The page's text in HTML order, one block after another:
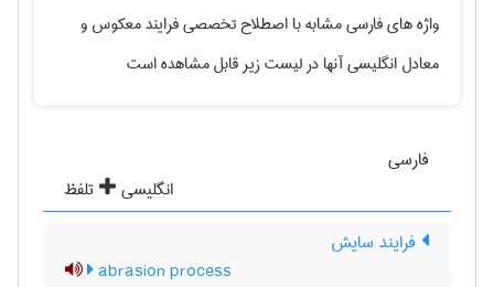
واژه های فارسی مشابه با اصطلاح تخصصیفرایند معکوسو
معادل انگلیسی آنها در لیست زیر قابل مشاهده است
فارسی
انگلیسی
تلفظ
فرایند سایش
abrasion process